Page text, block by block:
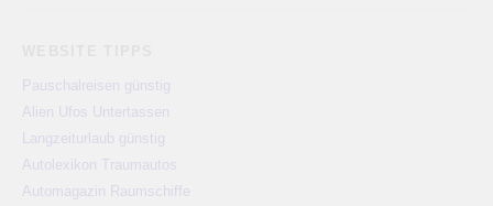
Pauschalreisen günstig
Alien Ufos Untertassen
Langzeiturlaub günstig
Autolexikon Traumautos
Automagazin Raumschiffe